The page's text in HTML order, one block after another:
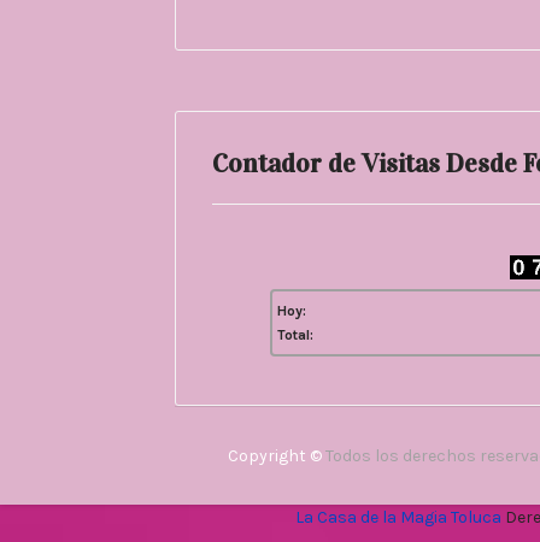
Contador de Visitas Desde
Hoy:
Total:
Copyright ©Todos los derechos
La Casa de la Magia Toluca